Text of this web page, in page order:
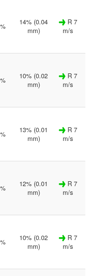
14% (0.04
mm)
R 7
m/s
10% (0.02
mm)
R 7
m/s
13% (0.01
mm)
R 7
m/s
12% (0.01
mm)
R 7
m/s
10% (0.02
mm)
R 7
m/s